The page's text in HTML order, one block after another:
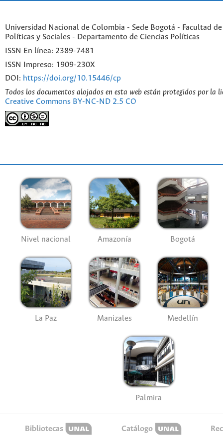
Universidad Nacional de Colombia - Sede Bogotá - Facultad
Políticas y Sociales - Departamento de Ciencias Políticas
ISSN En línea: 2389-7481
ISSN Impreso: 1909-230X
DOI: https://doi.org/10.15446/cp
Todos los documentos alojados en esta web están protegidos por la
Creative Commons BY-NC-ND 2.5 CO
Nivel nacional Amazonía Bogotá
La Paz Manizales Medellín
Palmira
Bibliotecas Catálogo